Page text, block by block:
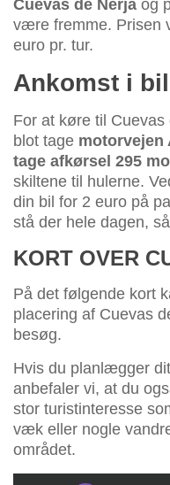
Cuevas de Nerja og
være fremme. Prisen
euro pr. tur.
Ankomst i bil
For at køre til
blot tage motorvejen
tage afkørsel 295
skiltene til hulerne.
din bil for 2 euro på
stå der hele dagen,
KORT OVER
På det følgende kort
placering af Cuevas
besøg.
Hvis du planlægger
anbefaler vi, at du
stor turistinteresse
væk eller nogle
området.